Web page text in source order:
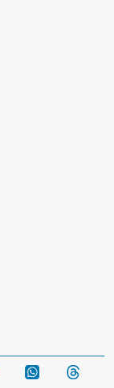
Telegram WhatsApp